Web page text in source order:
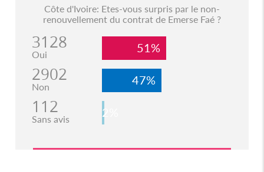
Côte d'Ivoire: Etes-vous surpris par le non-
renouvellement du contrat de Emerse Faé ?
3128
Oui 51%
2902
Non 47%
112
Sans avis 2%